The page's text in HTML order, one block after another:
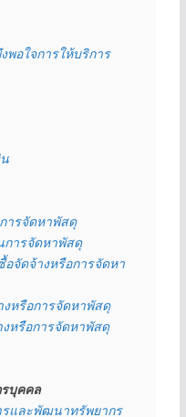
พอใจการให้บริการ
ารจัดหาพัสดุ
การจัดหาพัสดุ
อจัดจ้างหรือการจัดหา
หรือการจัดหาพัสดุ
หรือการจัดหาพัสดุ
บุคคล
และพัฒนาทรัพยากร